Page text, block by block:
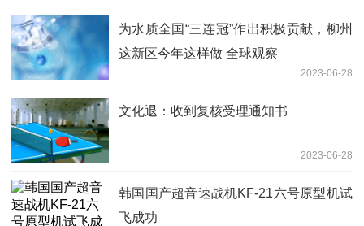
为水质全国“三连冠”作出积极贡献，柳州
这新区今年这样做 全球观察
2023-06-28
文化退：收到复核受理通知书
2023-06-28
韩国国产超音速战机KF-21六号原型机试
飞成功